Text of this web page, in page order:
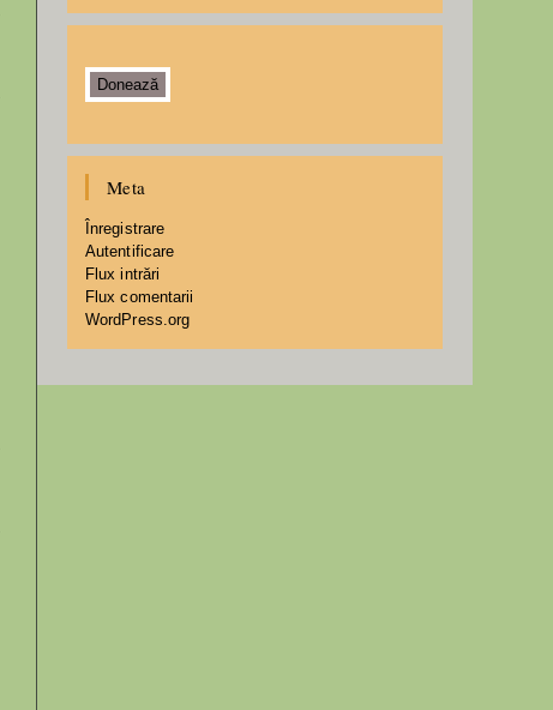
Donează
Meta
Înregistrare
Autentificare
Flux intrări
Flux comentarii
WordPress.org